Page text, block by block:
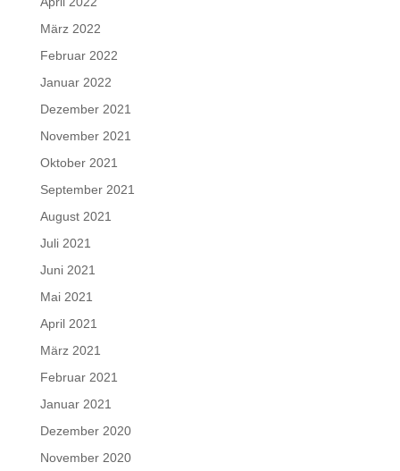
März 2022
Februar 2022
Januar 2022
Dezember 2021
November 2021
Oktober 2021
September 2021
August 2021
Juli 2021
Juni 2021
Mai 2021
April 2021
März 2021
Februar 2021
Januar 2021
Dezember 2020
November 2020